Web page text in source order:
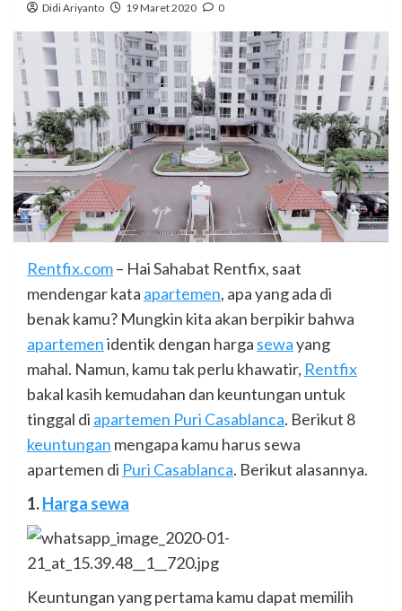
Didi Ariyanto 19 Maret 2020 0
Rentfix.com– Hai Sahabat Rentfix, saat
mendengar kata apartemen, apa yang ada di
benak kamu? Mungkin kita akan berpikir bahwa
apartemenidentik dengan harga sewayang
mahal. Namun, kamu tak perlu khawatir, Rentfix
bakal kasih kemudahan dan keuntungan untuk
tinggal di apartemen Puri Casablanca. Berikut 8
keuntungan mengapa kamu harus sewa
apartemen di Puri Casablanca. Berikut alasannya.
1.Harga sewa
Keuntungan yang pertama kamu dapat memilih